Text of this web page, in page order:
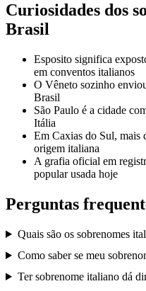
Curiosidades dos
Brasil
Esposito significa
em conventos italianos
O Vêneto sozinho
Brasil
São Paulo é a cidade
Itália
Em Caxias do Sul, mais
origem italiana
A grafia oficial em
popular usada hoje
Perguntas
Quais são os sobrenomes
Como saber se meu
Ter sobrenome italiano dá